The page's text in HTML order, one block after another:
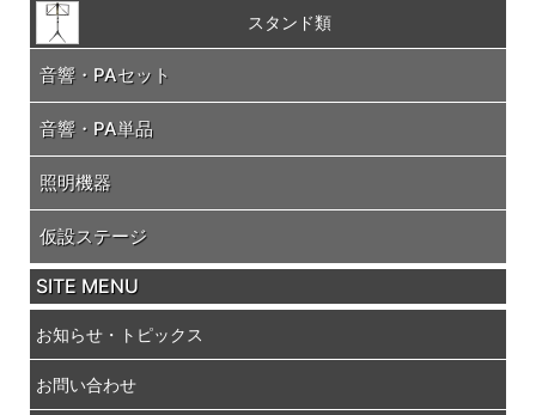
スタンド類
音響・PAセット
音響・PA単品
照明機器
仮設ステージ
SITE MENU
お知らせ・トピックス
お問い合わせ